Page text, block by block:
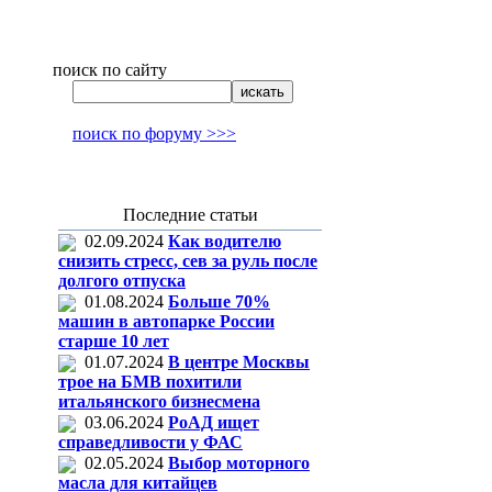
поиск по сайту
поиск по форуму >>>
Последние статьи
02.09.2024 Как водителю
снизить стресс, сев за руль после
долгого отпуска
01.08.2024 Больше 70%
машин в автопарке России
старше 10 лет
01.07.2024 В центре Москвы
трое на БМВ похитили
итальянского бизнесмена
03.06.2024 РоАД ищет
справедливости у ФАС
02.05.2024 Выбор моторного
масла для китайцев